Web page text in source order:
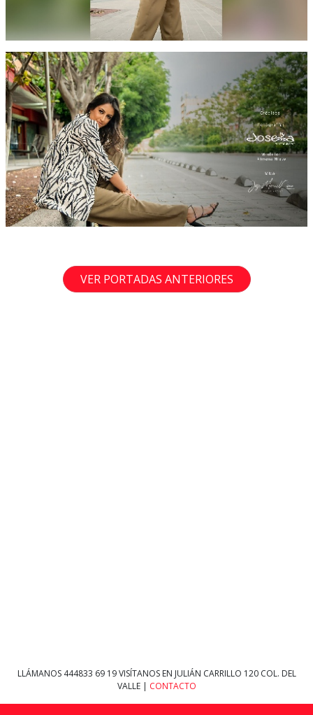
VER PORTADAS ANTERIORES
LLÁMANOS 444833 69 19VISÍTANOS EN JULIÁN CARRILLO 120 COL. DEL
VALLE | CONTACTO